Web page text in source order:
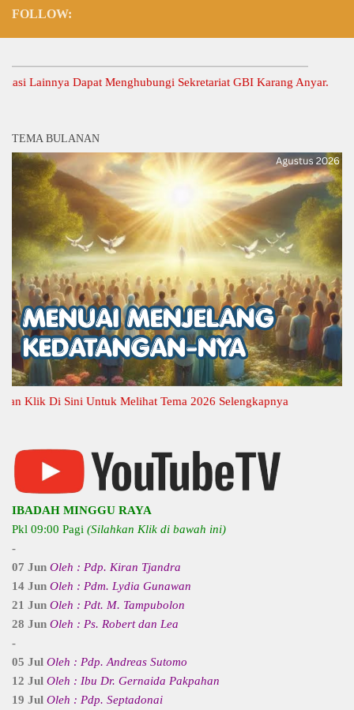
FOLLOW:
Dapat Menghubungi Sekretariat GBI Karang Anyar.
TEMA BULANAN
Di Sini Untuk Melihat Tema 2026 Selengkapnya
IBADAH MINGGU RAYA
Pkl 09:00 Pagi (Silahkan Klik di bawah ini)
-
07 Jun Oleh : Pdp. Kiran Tjandra
14 Jun Oleh : Pdm. Lydia Gunawan
21 Jun Oleh : Pdt. M. Tampubolon
28 Jun Oleh : Ps. Robert dan Lea
-
05 Jul Oleh : Pdp. Andreas Sutomo
12 Jul Oleh : Ibu Dr. Gernaida Pakpahan
19 Jul Oleh : Pdp. Septadonai